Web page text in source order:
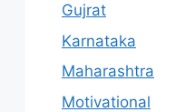
Gujrat
Karnataka
Maharashtra
Motivational